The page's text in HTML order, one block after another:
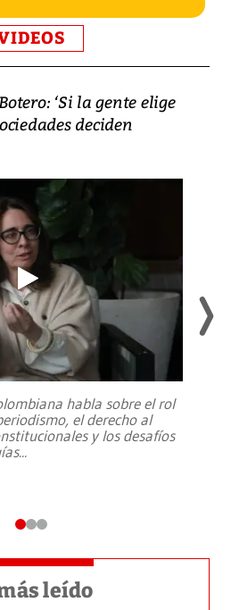
‘Si la gente elige
deciden
habla sobre el rol
el derecho al
y los desafíos
...
leído